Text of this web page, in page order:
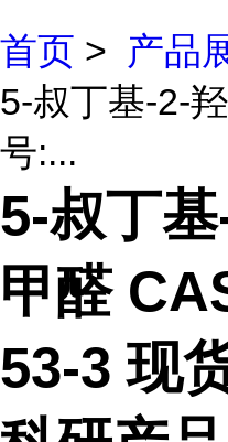
首页 > 产品
5-叔丁基-2-
号:...
5-叔丁
甲醛
53-3 现